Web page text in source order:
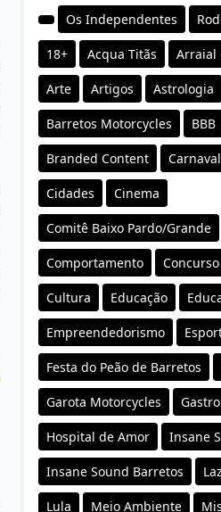
Os Independentes
18+ Acqua Titãs Arraial
Arte Artigos Astrologia
Barretos Motorcycles BBB
Branded Content Carnaval
Cidades Cinema
Comitê Baixo Pardo/Grande
Comportamento
Cultura Educação
Empreendedorismo
Festa do Peão de Barretos
Garota Motorcycles
Hospital de Amor Insane
Insane Sound Barretos
Lula Meio Ambiente